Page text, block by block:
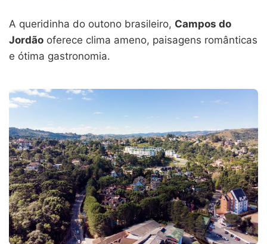
A queridinha do outono brasileiro, Campos do
Jordão oferece clima ameno, paisagens românticas
e ótima gastronomia.